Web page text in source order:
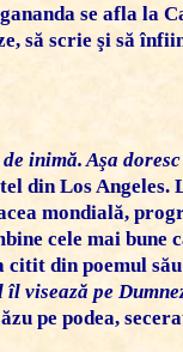
se afla la
să scrie şi să
inimă. Aşa doresc
din Los Angeles.
mondială,
cele mai bune
din poemul
visează pe
pe podea,